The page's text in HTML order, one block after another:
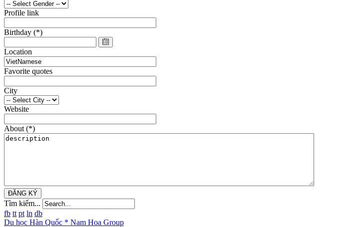
Profile link
Birthday (*)
Location
Favorite quotes
City
Website
About (*)
ĐĂNG KÝ
Tìm kiếm...
fb tt pt ln db
Du học Hàn Quốc * Nam Hoa Group